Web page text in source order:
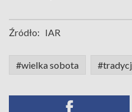
Źródło: IAR
#wielka sobota